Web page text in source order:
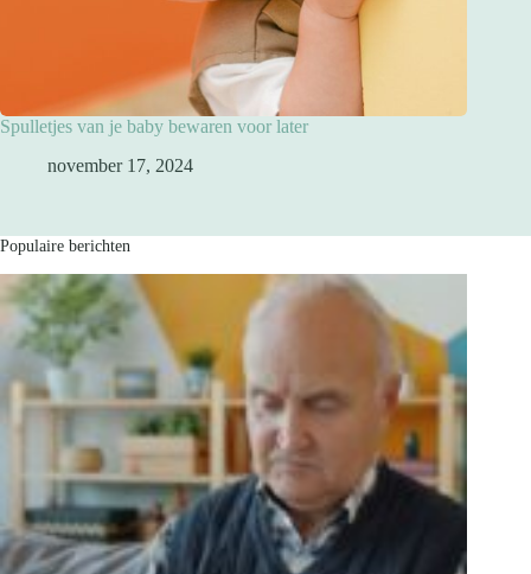
Spulletjes van je baby bewaren voor later
november 17, 2024
Populaire berichten